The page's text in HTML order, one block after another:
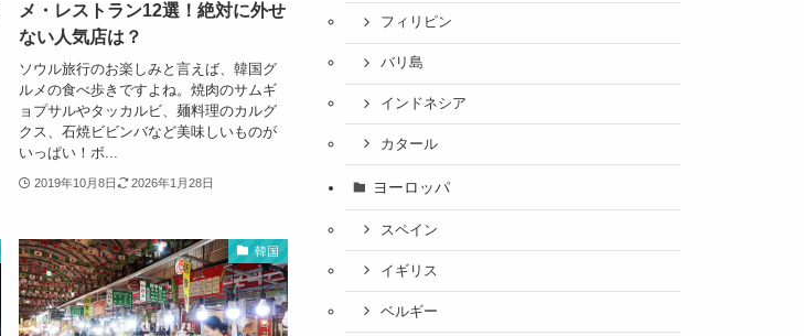
メ・レストラン12選！絶対に外せ
ない人気店は？
ソウル旅行のお楽しみと言えば、韓国グ
ルメの食べ歩きですよね。焼肉のサムギ
ョプサルやタッカルビ、麺料理のカルグ
クス、石焼ビビンバなど美味しいものが
いっぱい！ボ...
2019年10月8日 2026年1月28日
韓国
フィリピン
バリ島
インドネシア
カタール
ヨーロッパ
スペイン
イギリス
ベルギー